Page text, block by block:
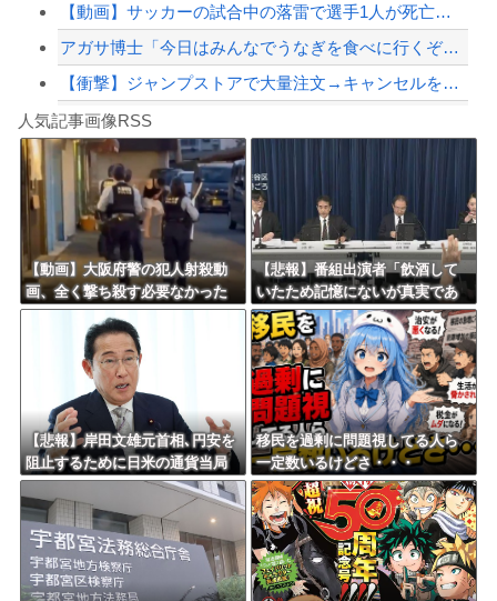
Powered by livedoor 相互RSS
【動画】サッカーの試合中の落雷で選手1人が死亡、12人が負傷した事故。
アガサ博士「今日はみんなでうなぎを食べに行くぞい」
【衝撃】ジャンプストアで大量注文→キャンセルを繰り返した32歳女を逮捕 238ア...
コミュ症の習性で話をさっさと切り上げてしまったわ
8/4のニュース
日本旅行キャンセルすべきか…1万年ぶり史上最大級の火山の兆し＝韓国の反応
更新中止のお知らせ
海外「おめでとうタキ！」リヴァプール南野がバースデーゴール！！
Powered by livedoor 相互RSS
人気記事画像RSS
【動画】大阪府警の犯人射殺動
画、全く撃ち殺す必要なかった
ｗｗｗｗｗｗｗｗｗｗｗ
【悲報】番組出演者「飲酒して
いたため記憶にないが真実であ
れば申し訳ない」 NHK職員が
出演者から性被害
【悲報】岸田文雄元首相､円安を
阻止するために日米の通貨当局
が実施した為替介入は｢一時しの
ぎに過ぎない｣との認識を示す
移民を過剰に問題視してる人ら
一定数いるけどさ・・・